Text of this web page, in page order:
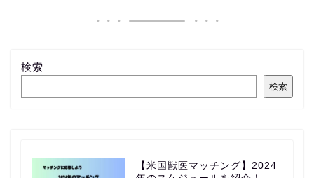
検索
検索
【米国獣医マッチング】2024